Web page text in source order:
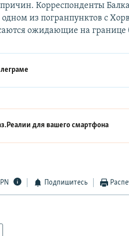
причин. Корреспонденты
из погранпунктов с
ожидающие на
для вашего смартфона
Подпишитесь